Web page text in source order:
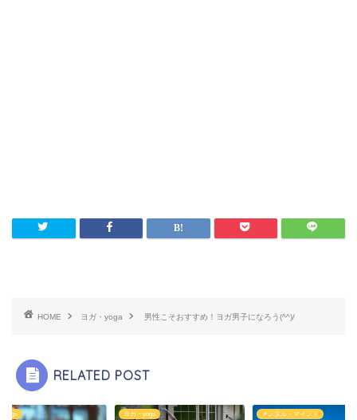
HOME ヨガ・yoga 男性こそおすすめ！ヨガ男子になろう(^^)/
RELATED POST
yoga ヨガ・yoga メンタル・マインド